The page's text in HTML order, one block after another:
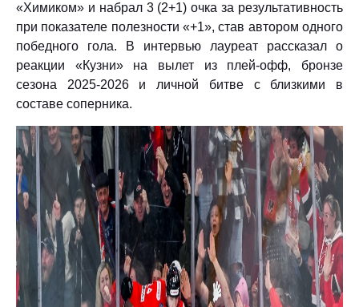
«Химиком» и набрал 3 (2+1) очка за результативность
при показателе полезности «+1», став автором одного
победного гола. В интервью лауреат рассказал о
реакции «Кузни» на вылет из плей-офф, бронзе
сезона 2025-2026и личной битве с близкими в
составе соперника.